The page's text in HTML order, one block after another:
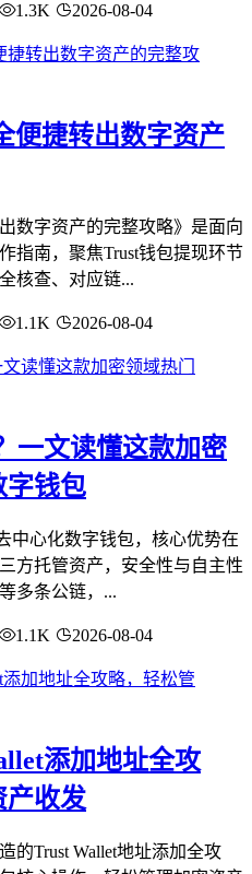
1.3K 2026-08-04
便捷转出数字资产
数字资产的完整攻略》是面向
指南，聚焦Trust钱包提现环节
核查、对应链...
1.1K 2026-08-04
一文读懂这款加密
字钱包
中心化数字钱包，核心优势在
方托管资产，安全性与自主性
多条公链，...
1.1K 2026-08-04
添加地址全攻
产收发
的Trust Wallet地址添加全攻